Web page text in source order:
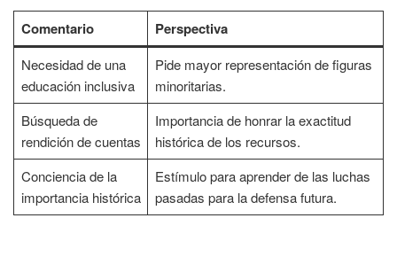
Comentario Perspectiva
Necesidad de una
educación inclusiva
Pide mayor representación de figuras
minoritarias.
Búsqueda de
rendición de cuentas
Importancia de honrar la exactitud
histórica de los recursos.
Conciencia de la
importancia histórica
Estímulo para aprender de las luchas
pasadas para la defensa futura.